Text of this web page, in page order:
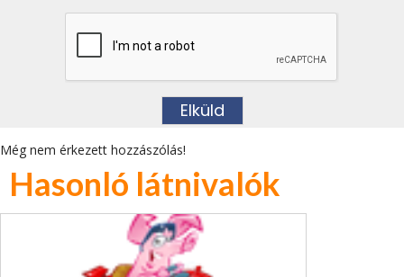
Még nem érkezett hozzászólás!
Hasonló látnivalók